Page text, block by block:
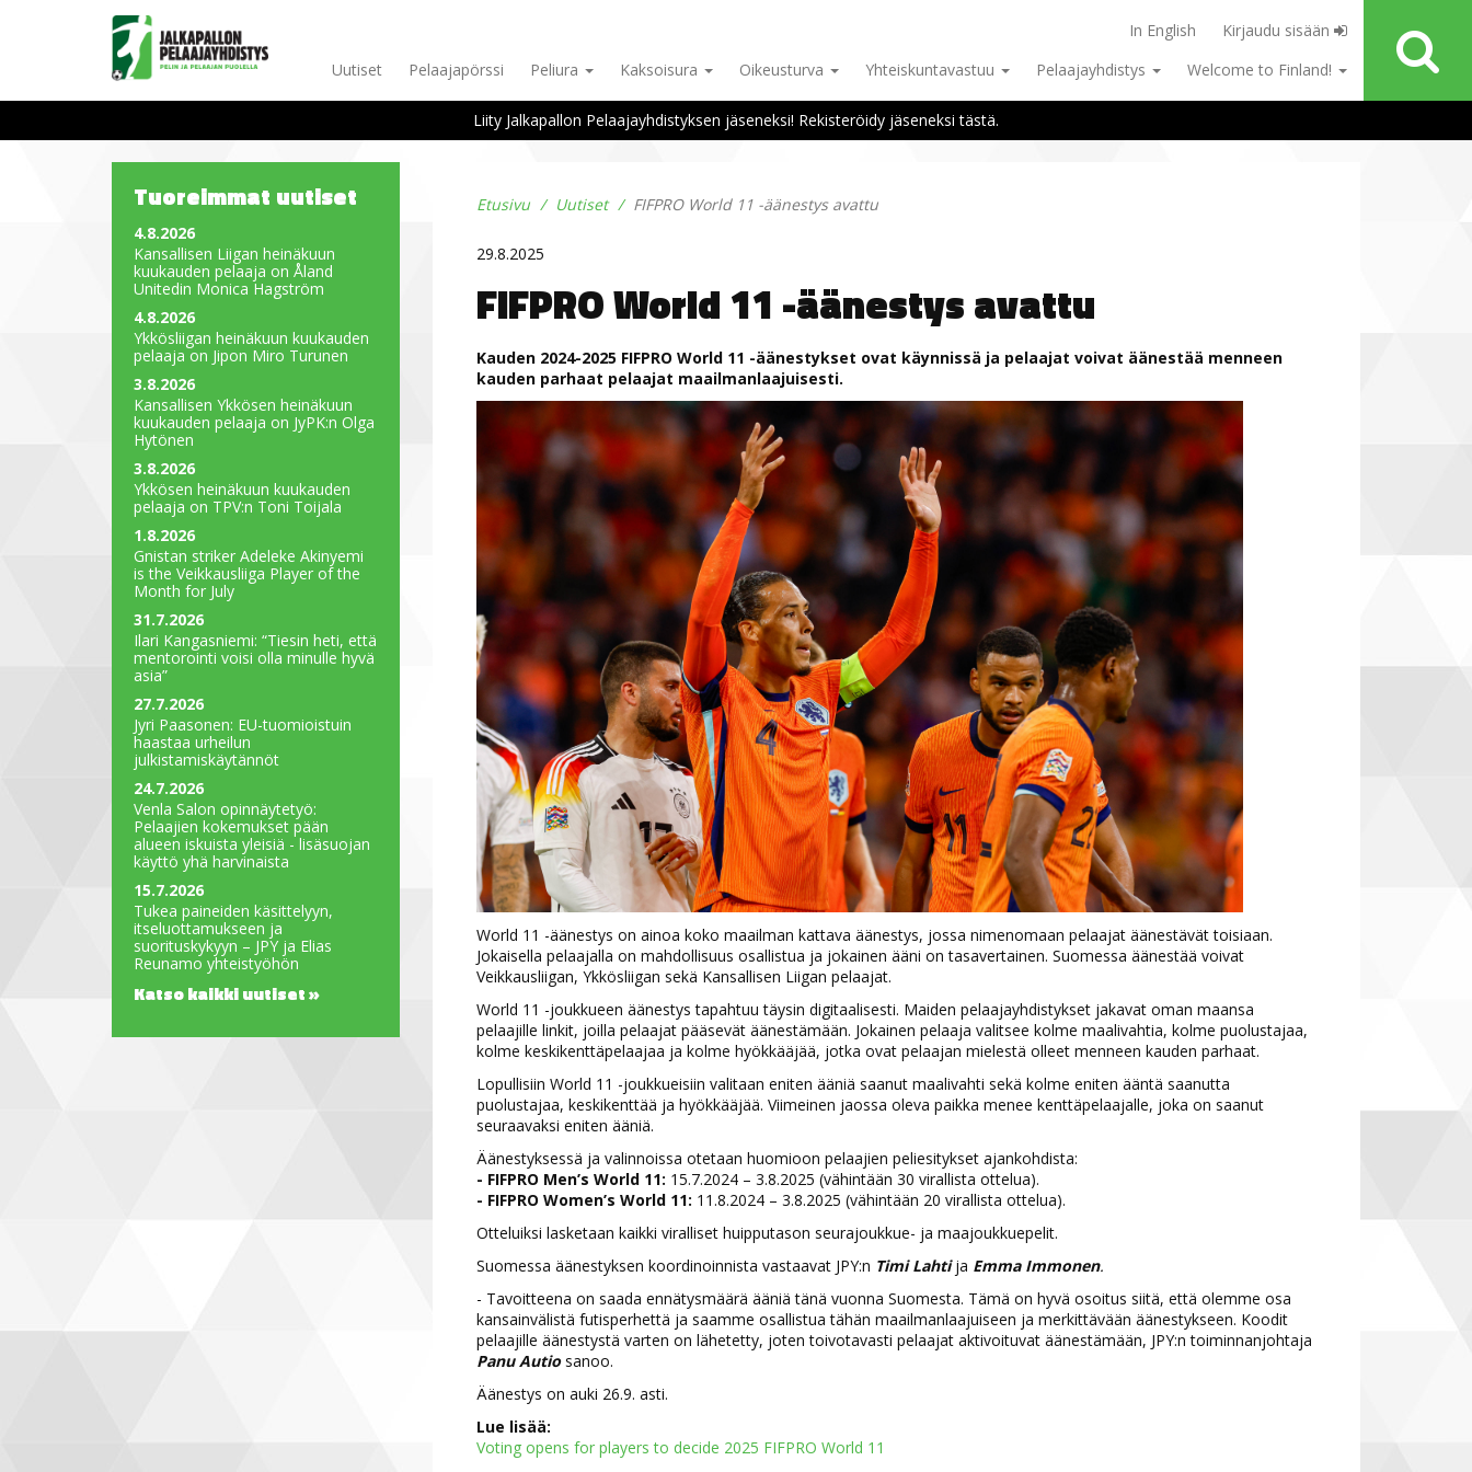
In English
Kirjaudu sisään
Uutiset
Pelaajapörssi Peliura Kaksoisura Oikeusturva Yhteiskuntavastuu Pelaajayhdistys Welcome to Finland!
Liity Jalkapallon Pelaajayhdistyksen jäseneksi! Rekisteröidy jäseneksi tästä.
Etusivu Uutiset FIFPRO World 11 -äänestys avattu
29.8.2025
FIFPRO World 11 -äänestys avattu
Kauden 2024-2025 FIFPRO World 11 -äänestykset ovat käynnissä ja pelaajat voivat äänestää menneen
kauden parhaat pelaajat maailmanlaajuisesti.
World 11 -äänestys on ainoa koko maailman kattava äänestys, jossa nimenomaan pelaajat äänestävät toisiaan.
Jokaisella pelaajalla on mahdollisuus osallistua ja jokainen ääni on tasavertainen. Suomessa äänestää voivat
Veikkausliigan, Ykkösliigan sekä Kansallisen Liigan pelaajat.
World 11 -joukkueen äänestys tapahtuu täysin digitaalisesti. Maiden pelaajayhdistykset jakavat oman maansa
pelaajille linkit, joilla pelaajat pääsevät äänestämään. Jokainen pelaaja valitsee kolme maalivahtia, kolme puolustajaa,
kolme keskikenttäpelaajaa ja kolme hyökkääjää, jotka ovat pelaajan mielestä olleet menneen kauden parhaat.
Lopullisiin World 11 -joukkueisiin valitaan eniten ääniä saanut maalivahti sekä kolme eniten ääntä saanutta
puolustajaa, keskikenttää ja hyökkääjää. Viimeinen jaossa oleva paikka menee kenttäpelaajalle, joka on saanut
seuraavaksi eniten ääniä.
Äänestyksessä ja valinnoissa otetaan huomioon pelaajien peliesitykset ajankohdista:
- FIFPRO Men’s World 11: 15.7.2024 – 3.8.2025 (vähintään 30 virallista ottelua).
- FIFPRO Women’s World 11: 11.8.2024 – 3.8.2025 (vähintään 20 virallista ottelua).
Otteluiksi lasketaan kaikki viralliset huipputason seurajoukkue- ja maajoukkuepelit.
Suomessa äänestyksen koordinoinnista vastaavat JPY:n Timi Lahtija Emma Immonen.
- Tavoitteena on saada ennätysmäärä ääniä tänä vuonna Suomesta. Tämä on hyvä osoitus siitä, että olemme osa
kansainvälistä futisperhettä ja saamme osallistua tähän maailmanlaajuiseen ja merkittävään äänestykseen. Koodit
pelaajille äänestystä varten on lähetetty, joten toivotavasti pelaajat aktivoituvat äänestämään, JPY:n toiminnanjohtaja
Panu Autiosanoo.
Äänestys on auki 26.9. asti.
Lue lisää:
Voting opens for players to decide 2025 FIFPRO World 11
Tuoreimmat uutiset
4.8.2026
Kansallisen Liigan heinäkuun
kuukauden pelaaja on Åland
Unitedin Monica Hagström
4.8.2026
Ykkösliigan heinäkuun kuukauden
pelaaja on Jipon Miro Turunen
3.8.2026
Kansallisen Ykkösen heinäkuun
kuukauden pelaaja on JyPK:n Olga
Hytönen
3.8.2026
Ykkösen heinäkuun kuukauden
pelaaja on TPV:n Toni Toijala
1.8.2026
Gnistan striker Adeleke Akinyemi
is the Veikkausliiga Player of the
Month for July
31.7.2026
Ilari Kangasniemi: “Tiesin heti, että
mentorointi voisi olla minulle hyvä
asia”
27.7.2026
Jyri Paasonen: EU-tuomioistuin
haastaa urheilun
julkistamiskäytännöt
24.7.2026
Venla Salon opinnäytetyö:
Pelaajien kokemukset pään
alueen iskuista yleisiä - lisäsuojan
käyttö yhä harvinaista
15.7.2026
Tukea paineiden käsittelyyn,
itseluottamukseen ja
suorituskykyyn – JPY ja Elias
Reunamo yhteistyöhön
Katso kaikki uutiset »